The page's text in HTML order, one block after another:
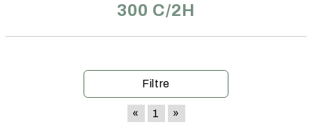
300 C/2H
Filtre
« 1 »